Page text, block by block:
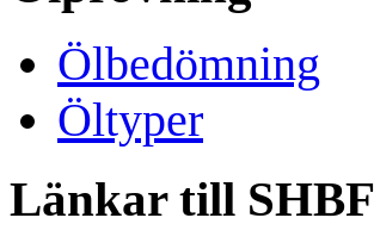
Ölbedömning
Öltyper
Länkar till SHBF